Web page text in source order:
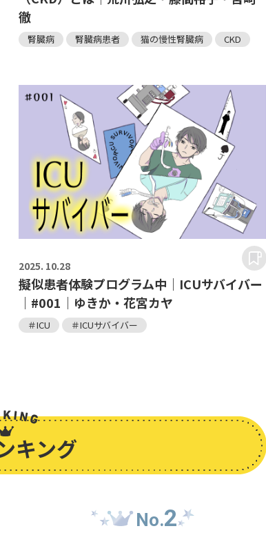
徹
腎臓病 腎臓病患者 猫の慢性腎臓病 CKD
2025. 10.28
擬似患者体験プログラム中｜ICUサバイバー
｜#001｜ゆきか・花宮カヤ
＃ICU ＃ICUサバイバー
キング
No.2